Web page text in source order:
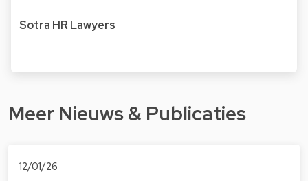
Sotra HR Lawyers
Meer Nieuws & Publicaties
12/01/26